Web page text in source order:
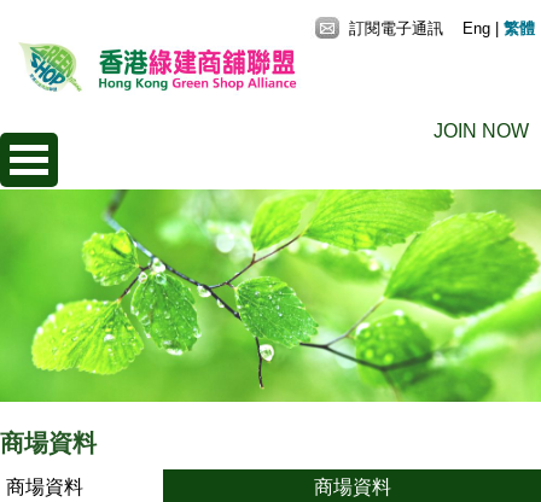
JOIN NOW
訂閱電子通訊 Eng 繁體
商場資料
商場資料
商場資料